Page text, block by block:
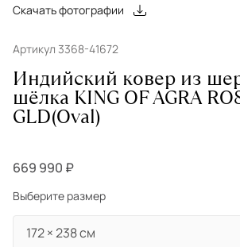
Скачать фотографии
Артикул 3368-41672
Индийский ковер из
шёлка KING OF AGRA
GLD(Oval)
669 990 ₽
Выберите размер